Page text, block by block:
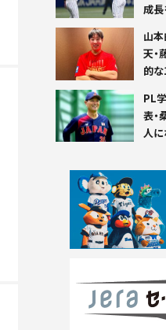
成長
山
天・
的な
PL
表・
人に